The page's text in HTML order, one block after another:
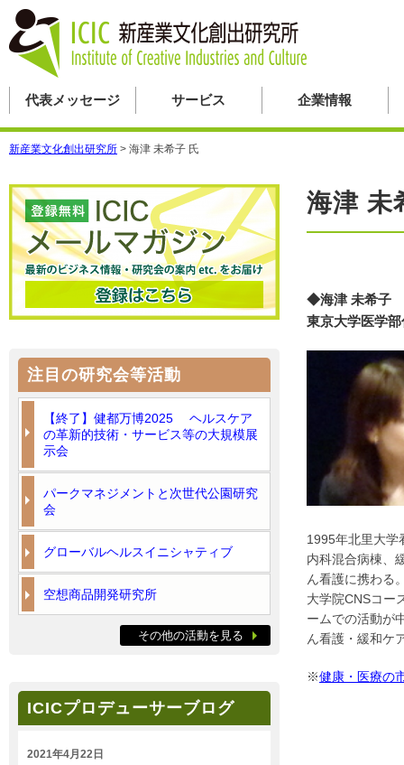
代表メッセージ サービス 企業情報
新産業文化創出研究所 > 海津 未希子 氏
海津 未
◆海津 未希子
東京大学医学
1995年北里大学
内科混合病棟、
ん看護に携わる
大学院CNSコー
ームでの活動が
ん看護・緩和ケ
※健康・医療の
注目の研究会等活動
【終了】健都万博2025 ヘルスケア
の革新的技術・サービス等の大規模展
示会
パークマネジメントと次世代公園研究
会
グローバルヘルスイニシャティブ
空想商品開発研究所
その他の活動を見る
ICICプロデューサーブログ
2021年4月22日